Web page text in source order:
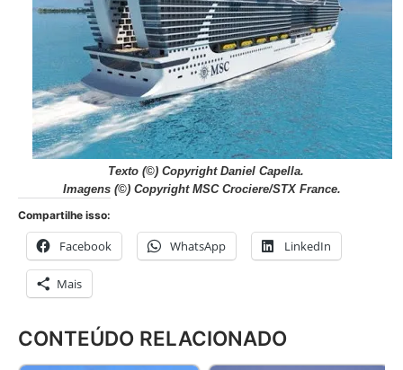
Texto (©) Copyright Daniel Capella.
Imagens (©) Copyright MSC Crociere/STX France.
Compartilhe isso:
Facebook WhatsApp LinkedIn
Mais
CONTEÚDO RELACIONADO